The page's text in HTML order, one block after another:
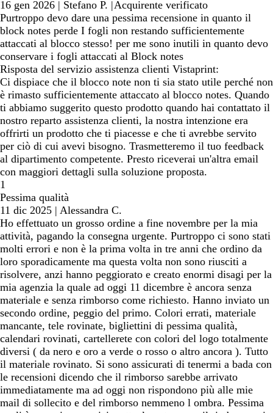
16 gen 2026 | Stefano P. |Acquirente verificato
Purtroppo devo dare una pessima recensione in quanto il
block notes perde I fogli non restando sufficientemente
attaccati al blocco stesso! per me sono inutili in quanto devo
conservare i fogli attaccati al Block notes
Risposta del servizio assistenza clienti Vistaprint:
Ci dispiace che il blocco note non ti sia stato utile perché non
è rimasto sufficientemente attaccato al blocco notes. Quando
ti abbiamo suggerito questo prodotto quando hai contattato il
nostro reparto assistenza clienti, la nostra intenzione era
offrirti un prodotto che ti piacesse e che ti avrebbe servito
per ciò di cui avevi bisogno. Trasmetteremo il tuo feedback
al dipartimento competente. Presto riceverai un'altra email
con maggiori dettagli sulla soluzione proposta.
1
Pessima qualità
11 dic 2025 | Alessandra C.
Ho effettuato un grosso ordine a fine novembre per la mia
attività, pagando la consegna urgente. Purtroppo ci sono stati
molti errori e non è la prima volta in tre anni che ordino da
loro sporadicamente ma questa volta non sono riusciti a
risolvere, anzi hanno peggiorato e creato enormi disagi per la
mia agenzia la quale ad oggi 11 dicembre è ancora senza
materiale e senza rimborso come richiesto. Hanno inviato un
secondo ordine, peggio del primo. Colori errati, materiale
mancante, tele rovinate, bigliettini di pessima qualità,
calendari rovinati, cartellerete con colori del logo totalmente
diversi ( da nero e oro a verde o rosso o altro ancora ). Tutto
il materiale rovinato. Si sono assicurati di tenermi a bada con
le recensioni dicendo che il rimborso sarebbe arrivato
immediatamente ma ad oggi non rispondono più alle mie
mail di sollecito e del rimborso nemmeno l ombra. Pessima